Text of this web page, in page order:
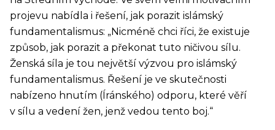
projevu nabídla i řešení, jak porazit islámský
fundamentalismus: „Nicméně chci říci, že existuje
způsob, jak porazit a překonat tuto ničivou sílu.
Ženská síla je tou největší výzvou pro islámský
fundamentalismus. Řešení je ve skutečnosti
nabízeno hnutím (Íránského) odporu, které věří
v sílu a vedení žen, jenž vedou tento boj.“